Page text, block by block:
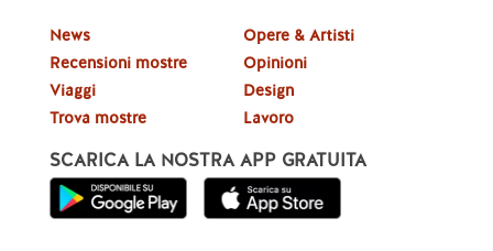
News
Recensioni mostre
Viaggi
Trova mostre
Opere & Artisti
Opinioni
Design
Lavoro
SCARICA LA NOSTRA APP GRATUITA